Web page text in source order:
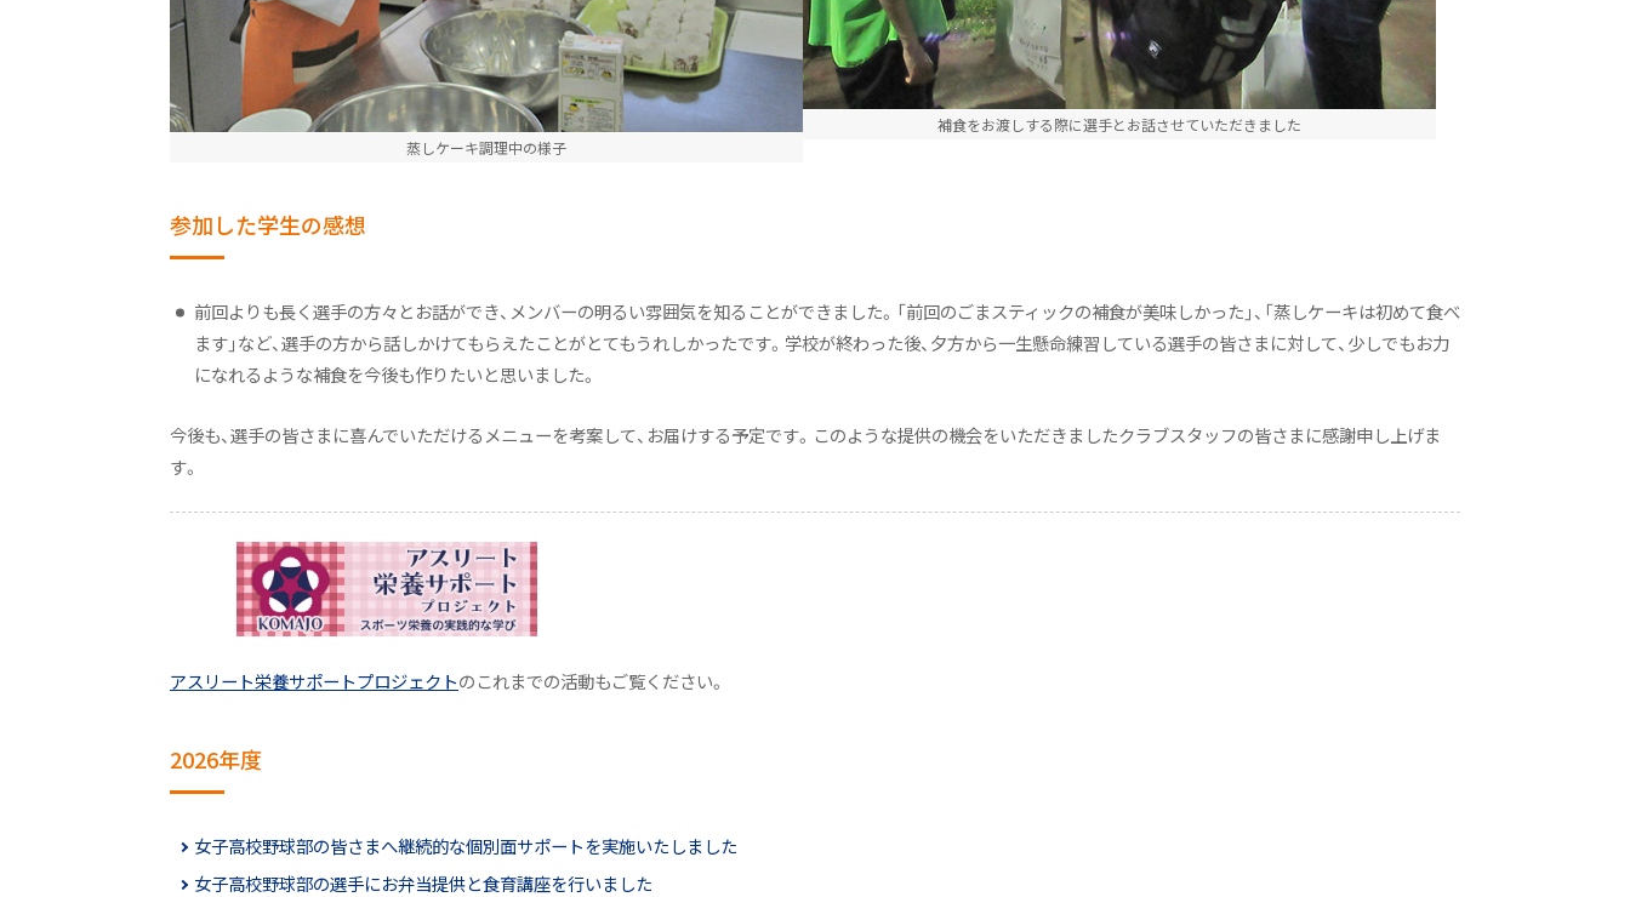
蒸しケーキ調理中の様子
補食をお渡しする際に選手とお話させていただきました
参加した学生の感想
前回よりも長く選手の方々とお話ができ、メンバーの明るい雰囲気を知ることができました。「前回のごまスティックの補食が美味しかった」、「蒸しケーキは初めて食べ
ます」など、選手の方から話しかけてもらえたことがとてもうれしかったです。学校が終わった後、夕方から一生懸命練習している選手の皆さまに対して、少しでもお力
になれるような補食を今後も作りたいと思いました。
今後も、選手の皆さまに喜んでいただけるメニューを考案して、お届けする予定です。このような提供の機会をいただきましたクラブスタッフの皆さまに感謝申し上げま
す。
アスリート栄養サポートプロジェクトのこれまでの活動もご覧ください。
2026年度
女子高校野球部の皆さまへ継続的な個別面サポートを実施いたしました
女子高校野球部の選手にお弁当提供と食育講座を行いました
ニュース&トピックス：アーカイブ